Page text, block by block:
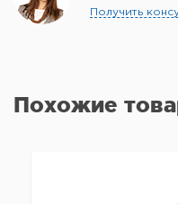
Получить
Похожие